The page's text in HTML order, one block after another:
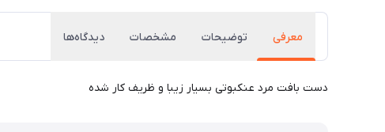
معرفی توضیحات مشخصات دیدگاه‌ها
دست بافت مرد عنکبوتی بسیار زیبا و ظریف کار شده